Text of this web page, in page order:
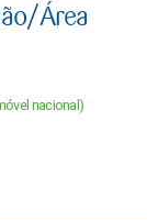
Área
nacional)